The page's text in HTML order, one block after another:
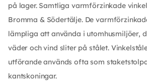
på lager. Samtliga varmförzinkade
Bromma & Södertälje. De
lämpliga att använda i utomhusmiljöer,
väder och vind sliter på stålet.
utförande används ofta som
kantskoningar.